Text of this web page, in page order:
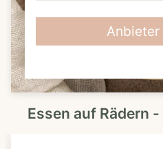
L
Z
Anbieter
Essen auf Rädern